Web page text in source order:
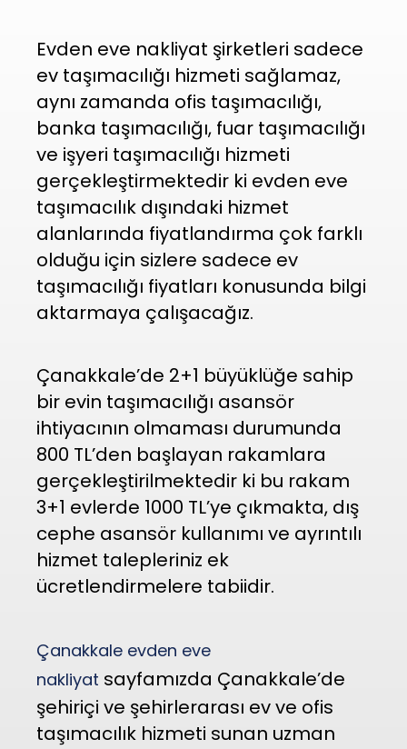
Evden eve nakliyat şirketleri sadece
ev taşımacılığı hizmeti sağlamaz,
aynı zamanda ofis taşımacılığı,
banka taşımacılığı, fuar taşımacılığı
ve işyeri taşımacılığı hizmeti
gerçekleştirmektedir ki evden eve
taşımacılık dışındaki hizmet
alanlarında fiyatlandırma çok farklı
olduğu için sizlere sadece ev
taşımacılığı fiyatları konusunda bilgi
aktarmaya çalışacağız.
Çanakkale’de 2+1 büyüklüğe sahip
bir evin taşımacılığı asansör
ihtiyacının olmaması durumunda
800 TL’den başlayan rakamlara
gerçekleştirilmektedir ki bu rakam
3+1 evlerde 1000 TL’ye çıkmakta, dış
cephe asansör kullanımı ve ayrıntılı
hizmet talepleriniz ek
ücretlendirmelere tabiidir.
Çanakkale evden eve
nakliyat sayfamızda Çanakkale’de
şehiriçi ve şehirlerarası ev ve ofis
taşımacılık hizmeti sunan uzman